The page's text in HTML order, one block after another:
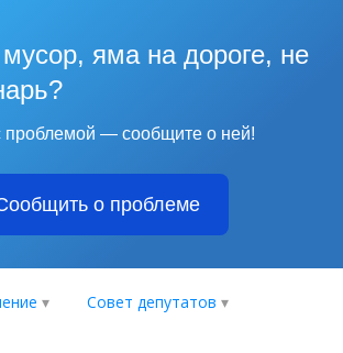
яма на дороге, не
проблемой — сообщите о ней!
о проблеме
Совет депутатов